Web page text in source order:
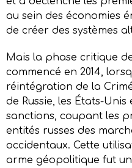
au sein des économies
de créer des systèmes
Mais la phase critique
commencé en 2014,
réintégration de la
de Russie, les États-Unis
sanctions, coupant les
entités russes des
occidentaux. Cette
arme géopolitique fut